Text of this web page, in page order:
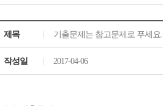
제목 기출문제는 참고문제로 푸세요.
작성일 2017-04-06